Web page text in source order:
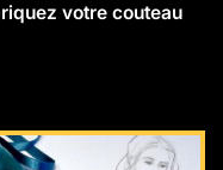
votre couteau